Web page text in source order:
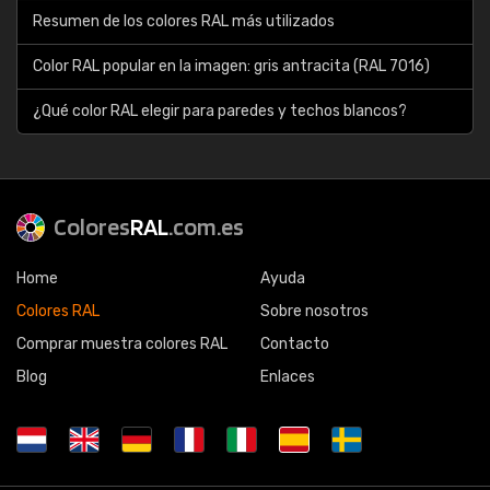
Resumen de los colores RAL más utilizados
Color RAL popular en la imagen: gris antracita (RAL 7016)
¿Qué color RAL elegir para paredes y techos blancos?
ColoresRAL.com.es
Home
Colores RAL
Comprar muestra colores RAL
Blog
Ayuda
Sobre nosotros
Contacto
Enlaces